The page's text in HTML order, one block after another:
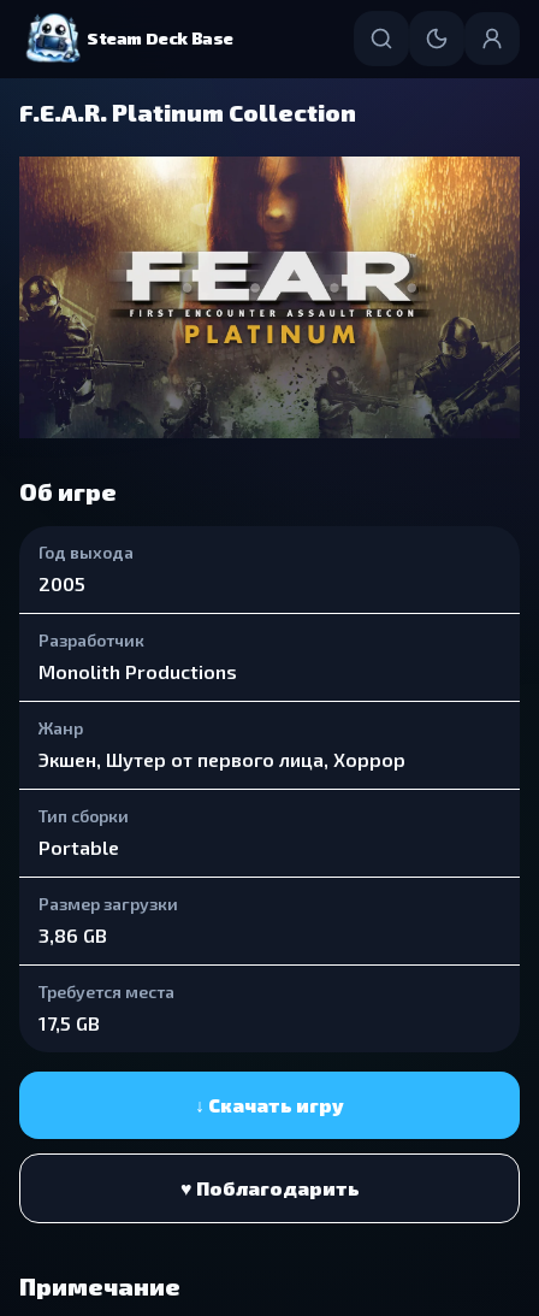
Steam Deck Base
F.E.A.R. Platinum Collection
Об игре
Год выхода
2005
Разработчик
Monolith Productions
Жанр
Экшен, Шутер от первого лица, Хоррор
Тип сборки
Portable
Размер загрузки
3,86 GB
Требуется места
17,5 GB
↓ Скачать игру
♥ Поблагодарить
Примечание